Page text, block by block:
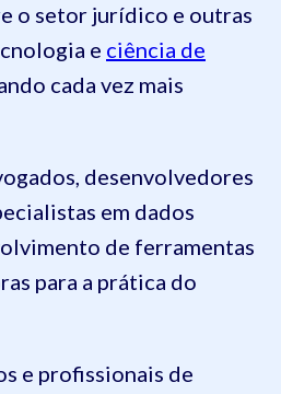
o setor jurídico e outras
e ciência de
cada vez mais
desenvolvedores
em dados
de ferramentas
para a prática do
e profissionais de